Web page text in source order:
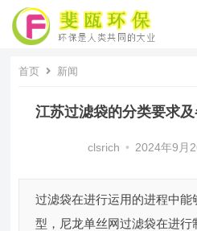
首页 新闻
江苏过滤袋的分类要求
clsrich • 2024年9月
过滤袋在进行运用的进程中
型，尼龙单丝网过滤袋在进